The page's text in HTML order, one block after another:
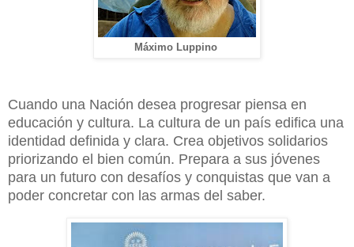
Máximo Luppino
Cuando una Nación desea progresar piensa en
educación y cultura. La cultura de un país edifica una
identidad definida y clara. Crea objetivos solidarios
priorizando el bien común. Prepara a sus jóvenes
para un futuro con desafíos y conquistas que van a
poder concretar con las armas del saber.